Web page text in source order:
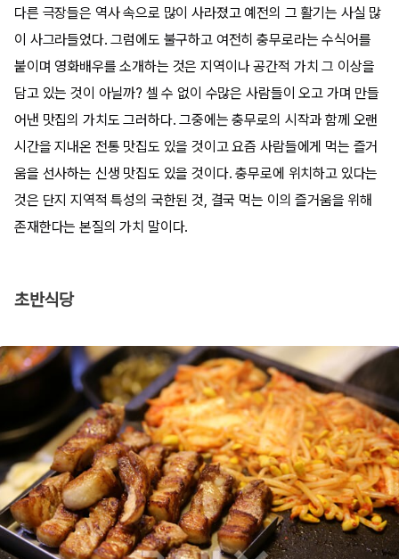
다른 극장들은 역사 속으로 많이 사라졌고 예전의 그 활기는 사실 많
이 사그라들었다. 그럼에도 불구하고 여전히 충무로라는 수식어를
붙이며 영화배우를 소개하는 것은 지역이나 공간적 가치 그 이상을
담고 있는 것이 아닐까? 셀 수 없이 수많은 사람들이 오고 가며 만들
어낸 맛집의 가치도 그러하다. 그중에는 충무로의 시작과 함께 오랜
시간을 지내온 전통 맛집도 있을 것이고 요즘 사람들에게 먹는 즐거
움을 선사하는 신생 맛집도 있을 것이다. 충무로에 위치하고 있다는
것은 단지 지역적 특성의 국한된 것, 결국 먹는 이의 즐거움을 위해
존재한다는 본질의 가치 말이다.
초반식당